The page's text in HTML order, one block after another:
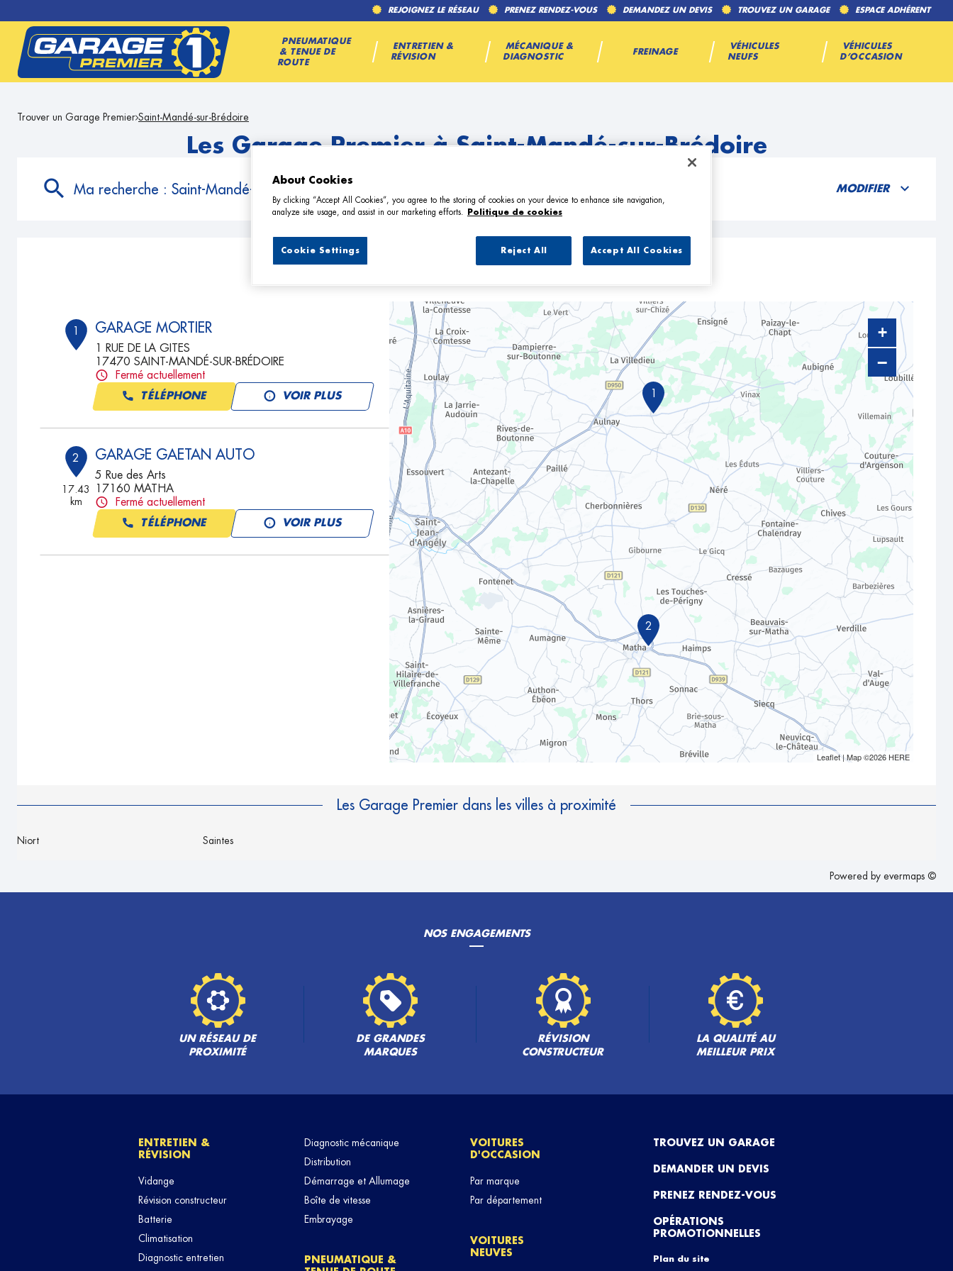
REJOIGNEZ LE RÉSEAU PRENEZ RENDEZ-VOUS DEMANDEZ UN DEVIS TROUVEZ UN GARAGE ESPACE ADHÉRENT
PNEUMATIQUE
& TENUE DE
ROUTE
ENTRETIEN &
RÉVISION
MÉCANIQUE &
DIAGNOSTIC
FREINAGE
VÉHICULES
NEUFS
VÉHICULES
D’OCCASION
Trouver un Garage Premier Saint-Mandé-sur-Brédoire
Les Garage Premier à Saint-Mandé-sur-Brédoire
Ma recherche : Saint-Mandé-sur-Brédoire MODIFIER
2 Garage Premier à Saint-Mandé-sur-Brédoire
1 GARAGE MORTIER
1 RUE DE LA GITES
17470 SAINT-MANDÉ-SUR-BRÉDOIRE
Fermé actuellement
TÉLÉPHONE VOIR PLUS
2
17.43
km
GARAGE GAETAN AUTO
5 Rue des Arts
17160 MATHA
Fermé actuellement
TÉLÉPHONE VOIR PLUS
2
1
+
−
Leaflet| Map ©2026 HERE
Les Garage Premier dans les villes à proximité
Niort Saintes
Powered by evermaps ©
NOS ENGAGEMENTS
UN RÉSEAU DE
PROXIMITÉ
DE GRANDES
MARQUES
RÉVISION
CONSTRUCTEUR
LA QUALITÉ AU
MEILLEUR PRIX
ENTRETIEN &
RÉVISION
Vidange
Révision constructeur
Batterie
Climatisation
Diagnostic entretien
Diagnostic mécanique
Distribution
Démarrage et Allumage
Boîte de vitesse
Embrayage
PNEUMATIQUE &
VOITURES
D'OCCASION
Par marque
Par département
VOITURES
NEUVES
TROUVEZ UN GARAGE
DEMANDER UN DEVIS
PRENEZ RENDEZ-VOUS
OPÉRATIONS
PROMOTIONNELLES
Plan du site
About Cookies
By clicking “Accept All Cookies”, you agree to the storing of cookies on your device to enhance site navigation,
analyze site usage, and assist in our marketing efforts.
Politique de cookies
Reject All Accept All Cookies
Cookie Settings